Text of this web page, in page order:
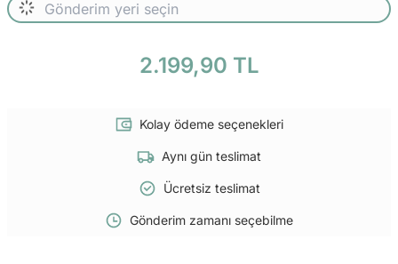
2.199,90 TL
Kolay ödeme seçenekleri
Aynı gün teslimat
Ücretsiz teslimat
Gönderim zamanı seçebilme